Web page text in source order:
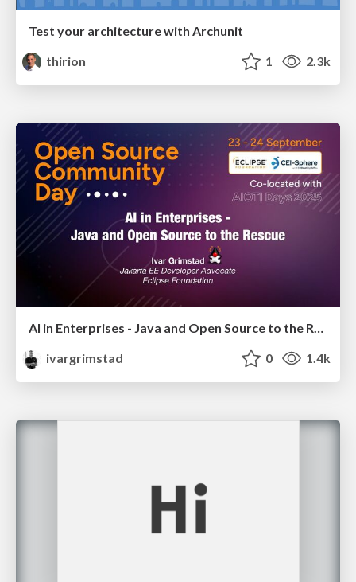
Test your architecture with Archunit
thirion
1 2.3k
AI in Enterprises - Java and Open Source to the Rescue
ivargrimstad
0 1.4k